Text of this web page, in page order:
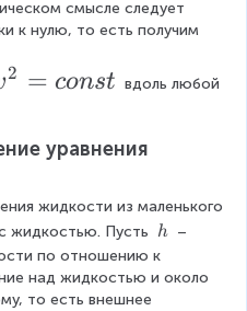
смысле следует
к нулю, то есть получим
2 = const вдоль любой
уравнения
жидкости из маленького
жидкостью. Пусть \
\
h
h –
по отношению к
над жидкостью и около
то есть внешнее